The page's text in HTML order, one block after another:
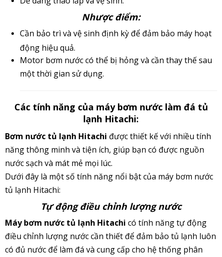
Nhược điểm:
Cần bảo trì và vệ sinh định kỳ để đảm bảo máy hoạt
động hiệu quả.
Motor bơm nước có thể bị hỏng và cần thay thế sau
một thời gian sử dụng.
Các tính năng của máy bơm nước làm đá tủ
lạnh Hitachi:
Bơm nước tủ lạnh Hitachi được thiết kế với nhiều tính
năng thông minh và tiện ích, giúp bạn có được nguồn
nước sạch và mát mẻ mọi lúc.
Dưới đây là một số tính năng nổi bật của máy bơm nước
tủ lạnh Hitachi:
Tự động điều chỉnh lượng nước
Máy bơm nước tủ lạnh Hitachi có tính năng tự động
điều chỉnh lượng nước cần thiết để đảm bảo tủ lạnh luôn
có đủ nước để làm đá và cung cấp cho hệ thống phân